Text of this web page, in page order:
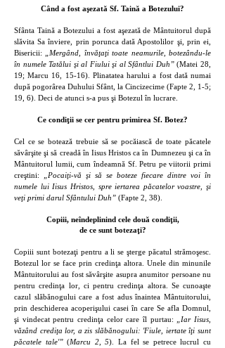
Când a fost aşezată Sf. Taină a Botezului?
Sfânta Taină a Botezului a fost aşezată de Mântuitorul după
slăvita Sa înviere, prin porunca dată Apostolilor şi, prin ei,
Bisericii:
„Mergând, învăţaţi toate neamurile, botezându-le
în numele Tatălui şi al Fiului şi al Sfântlui Duh”(Matei 28,
19; Marcu 16, 15-16). Plinatatea harului a fost dată numai
după pogorârea Duhului Sfânt, la Cincizecime (Fapte 2, 1-5;
19, 6). Deci de atunci s-a pus şi Botezul în lucrare.
Ce condiţii se cer pentru primirea Sf. Botez?
Cel ce se botează trebuie să se pocăiască de toate păcatele
săvârşite şi să creadă în Iisus Hristos ca în Dumnezeu şi ca în
Mântuitorul lumii, cum îndeamnă Sf. Petru pe viitorii primi
creştini:
„Pocaiţi-vă şi să se boteze fiecare dintre voi în
numele lui Iisus Hristos, spre iertarea păcatelor voastre, şi
veţi primi darul Sfântului Duh” (Fapte 2, 38).
Copiii, neîndeplinind cele două condiţii,
de ce sunt botezaţi?
Copiii sunt botezaţi pentru a li se şterge păcatul strămoşesc.
Botezul lor se face prin credinţa altora. Unele din minunile
Mântuitorului au fost săvârşite asupra anumitor persoane nu
pentru credinţa lor, ci pentru credinţa altora. Se cunoaşte
cazul slăbănogului care a fost adus înaintea Mântuitorului,
prin deschiderea acoperişului casei în care Se afla Domnul,
şi vindecat pentru credinţa celor care îl purtau:
„Iar Iisus,
văzând crediţa lor, a zis slăbănogului: 'Fiule, iertate îţi sunt
păcatele tale'”(Marcu 2, 5). La fel se petrece lucrul cu